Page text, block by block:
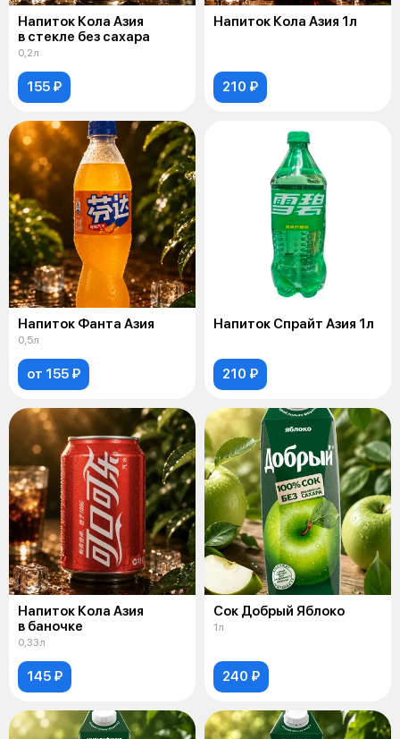
Напиток Кола Азия
в стекле без сахара
0,2л
155 ₽
Напиток Кола Азия 1л
210 ₽
Напиток Фанта Азия
0,5л
от 155 ₽
Напиток Спрайт Азия 1л
210 ₽
Напиток Кола Азия
в баночке
0,33л
145 ₽
Сок Добрый Яблоко
1л
240 ₽